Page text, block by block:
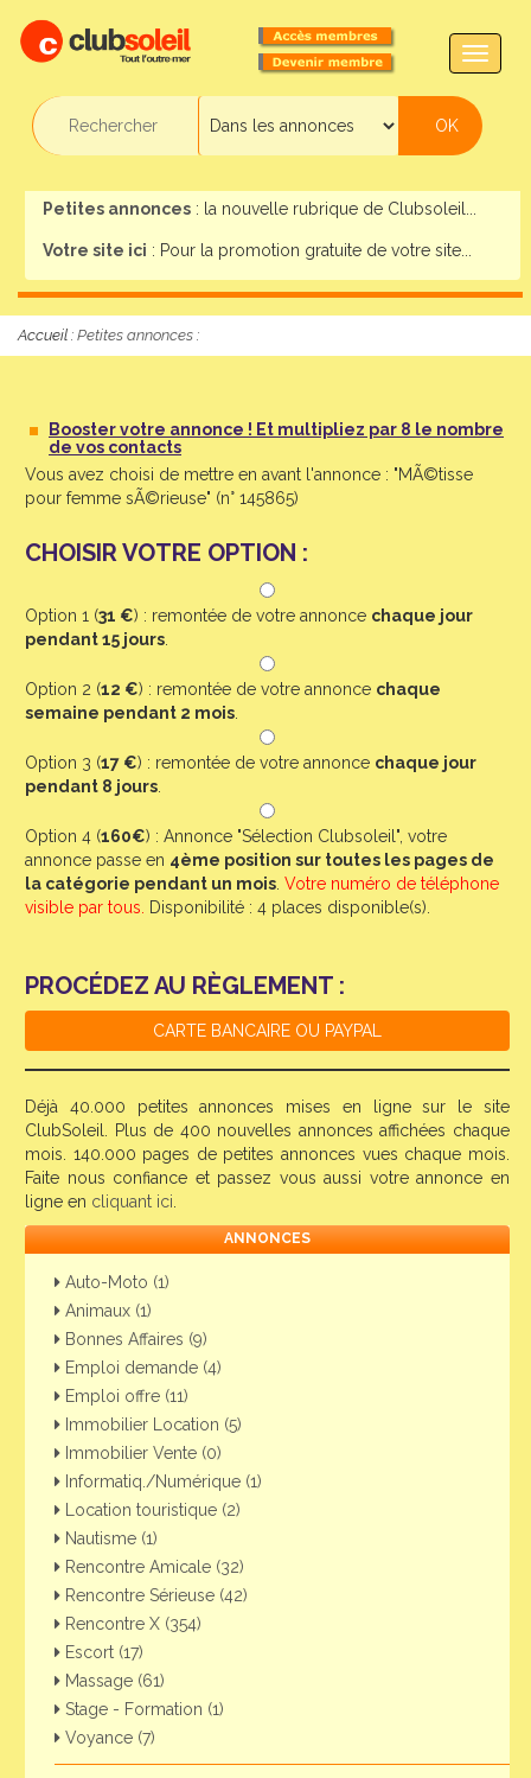
Petites annonces : la nouvelle rubrique de Clubsoleil...
Votre site ici : Pour la promotion gratuite de votre site...
Accueil : Petites annonces :
Booster votre annonce ! Et multipliez par 8 le nombre
de vos contacts
Vous avez choisi de mettre en avant l'annonce : "MÃ©tisse
pour femme sÃ©rieuse" (n° 145865)
CHOISIR VOTRE OPTION :
Option 1 (31 €) : remontée de votre annonce chaque jour
pendant 15 jours
Option 2 (12 €) : remontée de votre annonce chaque
semaine pendant 2 mois
Option 3 (17 €) : remontée de votre annonce chaque jour
pendant 8 jours
Option 4 (160€) : Annonce "Sélection Clubsoleil", votre
annonce passe en 4ème position sur toutes les pages de
la catégorie pendant un mois Votre numéro de téléphone
visible par tous.
Disponibilité : 4 places disponible(s).
PROCÉDEZ AU RÈGLEMENT :
Déjà 40.000 petites annonces mises en ligne sur le site
ClubSoleil. Plus de 400 nouvelles annonces affichées chaque
mois. 140.000 pages de petites annonces vues chaque mois.
Faite nous confiance et passez vous aussi votre annonce en
ligne en cliquant ici
ANNONCES
Auto-Moto (1)
Animaux (1)
Bonnes Affaires (9)
Emploi demande (4)
Emploi offre (11)
Immobilier Location (5)
Immobilier Vente (0)
Informatiq./Numérique (1)
Location touristique (2)
Nautisme (1)
Rencontre Amicale (32)
Rencontre Sérieuse (42)
Rencontre X (354)
Escort (17)
Massage (61)
Stage - Formation (1)
Voyance (7)